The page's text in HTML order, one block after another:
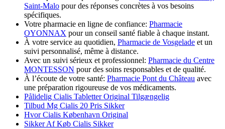
Saint-Malo pour des réponses concrètes à vos besoins
spécifiques.
Votre pharmacie en ligne de confiance: Pharmacie
OYONNAX pour un conseil santé fiable à chaque instant.
À votre service au quotidien, Pharmacie de Vosgelade et un
suivi personnalisé, même à distance.
Avec un suivi sérieux et professionnel: Pharmacie du Centre
MONTESSON pour des soins responsables et de qualité.
À l’écoute de votre santé: Pharmacie Pont du Château avec
une préparation rigoureuse de vos médicaments.
Pålidelig Cialis Tabletter Original Tilgængelig
Tilbud Mg Cialis 20 Pris Sikker
Hvor Cialis København Original
Sikker Af Køb Cialis Sikker